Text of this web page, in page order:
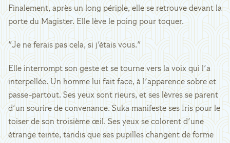
Finalement, après un long périple, elle se retrouve devant la
porte du Magister. Elle lève le poing pour toquer.
"Je ne ferais pas cela, si j'étais vous."
Elle interrompt son geste et se tourne vers la voix qui l'a
interpellée. Un homme lui fait face, à l'apparence sobre et
passe-partout. Ses yeux sont rieurs, et ses lèvres se parent
d'un sourire de convenance. Suka manifeste ses Iris pour le
toiser de son troisième œil. Ses yeux se colorent d'une
étrange teinte, tandis que ses pupilles changent de forme